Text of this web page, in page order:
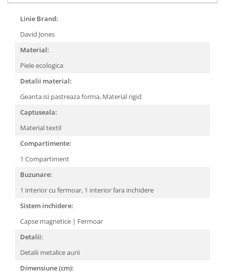
Linie Brand:
David Jones
Material:
Piele ecologica
Detalii material:
Geanta isi pastreaza forma, Material rigid
Captuseala:
Material textil
Compartimente:
1 Compartiment
Buzunare:
1 interior cu fermoar, 1 interior fara inchidere
Sistem inchidere:
Capse magnetice | Fermoar
Detalii:
Detalii metalice aurii
Dimensiune (cm):